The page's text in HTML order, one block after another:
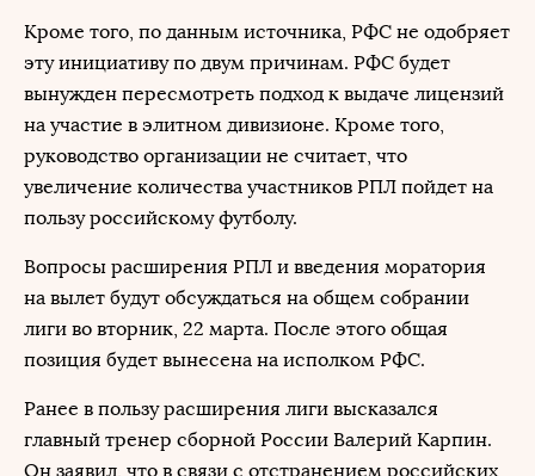
Кроме того, по данным источника, РФС не одобряет
эту инициативу по двум причинам. РФС будет
вынужден пересмотреть подход к выдаче лицензий
на участие в элитном дивизионе. Кроме того,
руководство организации не считает, что
увеличение количества участников РПЛ пойдет на
пользу российскому футболу.
Вопросы расширения РПЛ и введения моратория
на вылет будут обсуждаться на общем собрании
лиги во вторник, 22 марта. После этого общая
позиция будет вынесена на исполком РФС.
Ранее в пользу расширения лиги высказался
главный тренер сборной России Валерий Карпин.
Он заявил, что в связи с отстранением российских